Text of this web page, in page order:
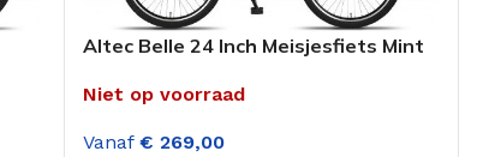
Altec Belle 24 Inch Meisjesfiets Mint
Niet op voorraad
Vanaf € 269,00